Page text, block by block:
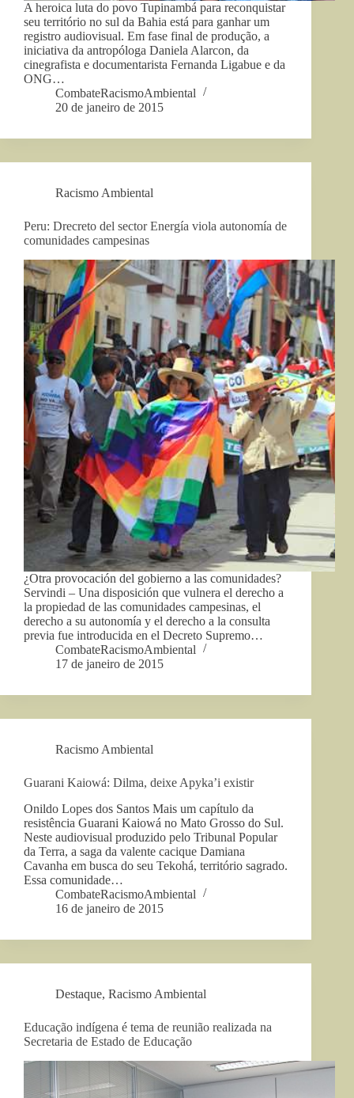
A heroica luta do povo Tupinambá para reconquistar
seu território no sul da Bahia está para ganhar um
registro audiovisual. Em fase final de produção, a
iniciativa da antropóloga Daniela Alarcon, da
cinegrafista e documentarista Fernanda Ligabue e da
ONG…
CombateRacismoAmbiental
20 de janeiro de 2015
Racismo Ambiental
Peru: Drecreto del sector Energía viola autonomía de
comunidades campesinas
¿Otra provocación del gobierno a las comunidades?
Servindi – Una disposición que vulnera el derecho a
la propiedad de las comunidades campesinas, el
derecho a su autonomía y el derecho a la consulta
previa fue introducida en el Decreto Supremo…
CombateRacismoAmbiental
17 de janeiro de 2015
Racismo Ambiental
Guarani Kaiowá: Dilma, deixe Apyka’i existir
Onildo Lopes dos Santos Mais um capítulo da
resistência Guarani Kaiowá no Mato Grosso do Sul.
Neste audiovisual produzido pelo Tribunal Popular
da Terra, a saga da valente cacique Damiana
Cavanha em busca do seu Tekohá, território sagrado.
Essa comunidade…
CombateRacismoAmbiental
16 de janeiro de 2015
Destaque, Racismo Ambiental
Educação indígena é tema de reunião realizada na
Secretaria de Estado de Educação